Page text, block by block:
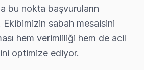
SMD komponent incelemesi
durumu değerlendirmesi —
kapsamı ve bakım raporu
profesyonel bakım, Finlux
bu nokta başvuruların
sabah mesaisini
hem verimliliği hem de acil
optimize ediyor.